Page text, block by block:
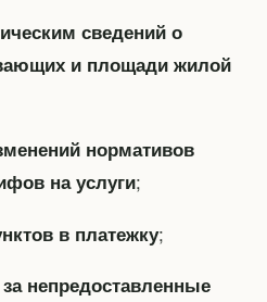
сведений о
и площади жилой
нормативов
на услуги;
в платежку;
непредоставленные